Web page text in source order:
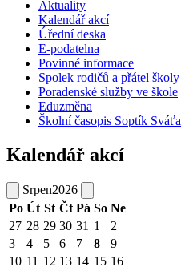
Aktuality
Kalendář akcí
Úřední deska
E-podatelna
Povinné informace
Spolek rodičů a přátel školy
Poradenské služby ve škole
Eduzměna
Školní časopis Soptík Sváťa
Kalendář akcí
Srpen2026
Po Út St Čt Pá So Ne
27 28 29 30 31 1
2
3
4 5 6 7 8
9
10 11 12 13 14 15 16